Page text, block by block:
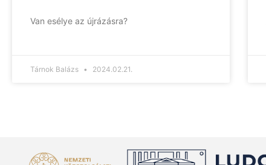
Van esélye az újrázásra?
Tárnok Balázs 2024.02.21.